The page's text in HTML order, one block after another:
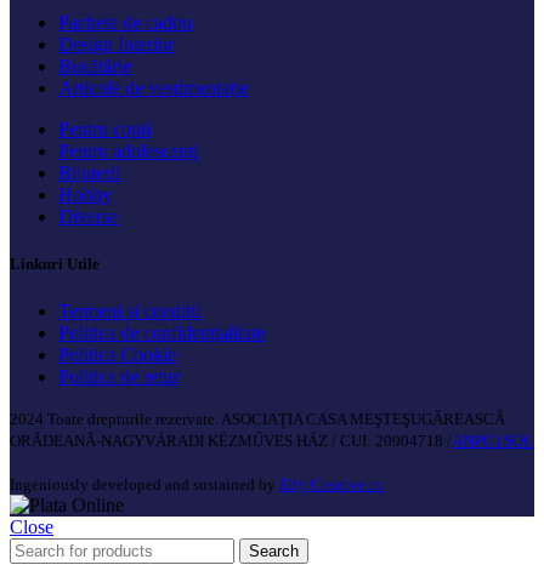
Pachete de cadou
Design Interior
Bucătărie
Articole de vestimentație
Pentru copii
Pentru adolescenți
Bijuterii
Hobby
Diverse
Linkuri Utile
Termeni și condiții
Politica de confidențialitate
Politica Cookie
Politica de retur
2024 Toate drepturile rezervate. ASOCIAȚIA CASA MEŞTEŞUGĂREASCĂ
ORĂDEANĂ-NAGYVÁRADI KÉZMŰVES HÁZ / CUI: 20904718 /ANPC | SOL
Ingeniously developed and sustained by Edy Creative.ro
Close
Search